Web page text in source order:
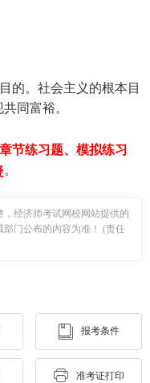
。社会主义的根本目
同富裕。
章节练习题、模拟练习
。
经济师考试网校网站提供的
门公布的内容为准！ (责任
报考条件
准考证打印